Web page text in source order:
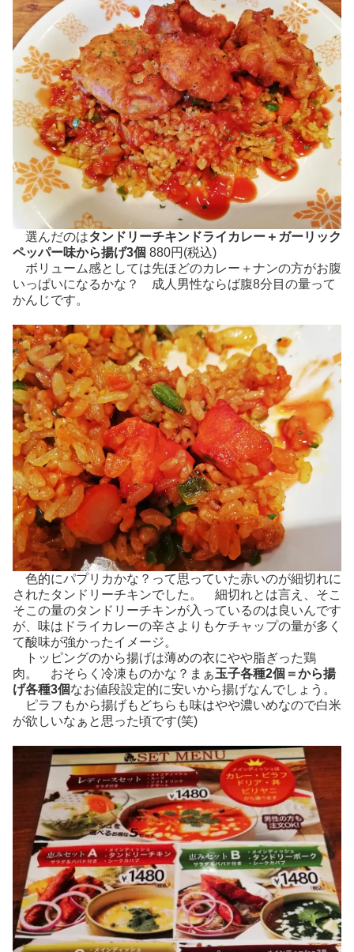
選んだのはタンドリーチキンドライカレー＋ガーリック
ペッパー味から揚げ3個 880円(税込)
ボリューム感としては先ほどのカレー＋ナンの方がお腹
いっぱいになるかな？ 成人男性ならば腹8分目の量って
かんじです。
色的にパプリカかな？って思っていた赤いのが細切れに
されたタンドリーチキンでした。 細切れとは言え、そこ
そこの量のタンドリーチキンが入っているのは良いんです
が、味はドライカレーの辛さよりもケチャップの量が多く
て酸味が強かったイメージ。
トッピングのから揚げは薄めの衣にやや脂ぎった鶏
肉。 おそらく冷凍ものかな？まぁ玉子各種2個＝から揚
げ各種3個なお値段設定的に安いから揚げなんでしょう。
ピラフもから揚げもどちらも味はやや濃いめなので白米
が欲しいなぁと思った頃です(笑)